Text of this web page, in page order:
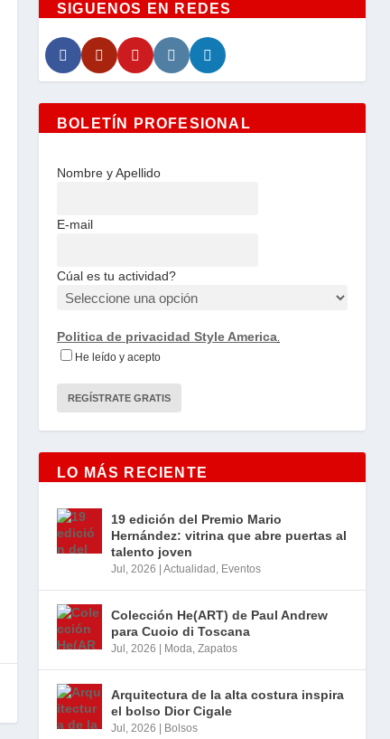
SIGUENOS EN REDES
BOLETÍN PROFESIONAL
Nombre y Apellido
E-mail
Cúal es tu actividad?
Politica de privacidad Style America.
He leído y acepto
LO MÁS RECIENTE
19 edición del Premio Mario
Hernández: vitrina que abre puertas al
talento joven
Jul, 2026 Actualidad , Eventos
Colección He(ART) de Paul Andrew
para Cuoio di Toscana
Jul, 2026 Moda, Zapatos
Arquitectura de la alta costura inspira
el bolso Dior Cigale
Jul, 2026 Bolsos